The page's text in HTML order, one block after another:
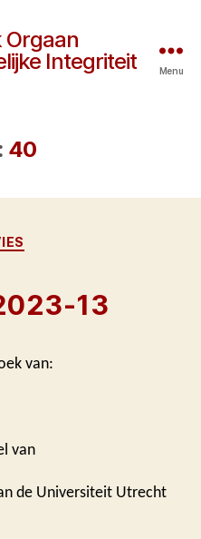
Orgaan
Integriteit
Menu
40
13
van:
van
de Universiteit Utrecht